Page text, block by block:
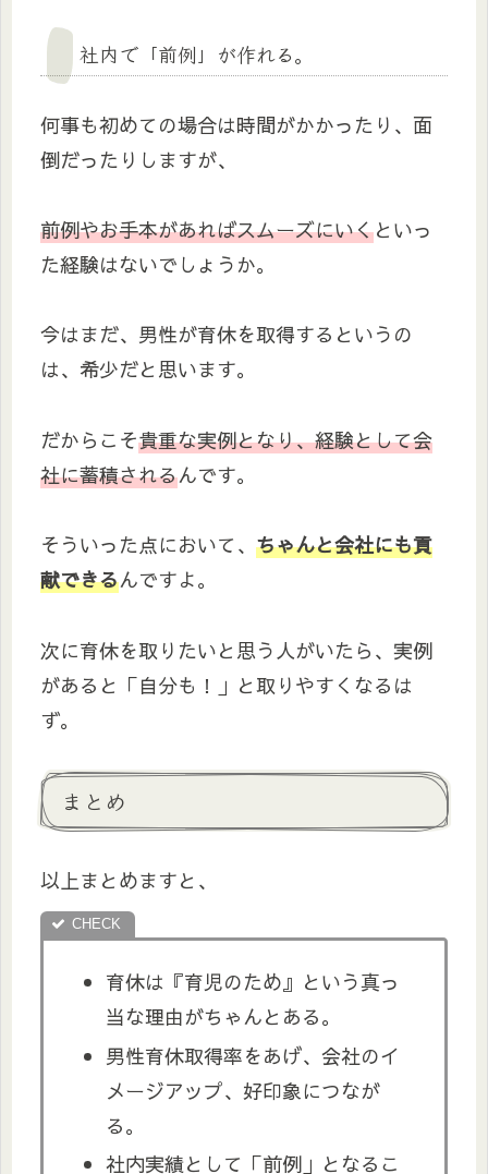
社内で「前例」が作れる。
何事も初めての場合は時間がかかったり、面
倒だったりしますが、
前例やお手本があればスムーズにいくといっ
た経験はないでしょうか。
今はまだ、男性が育休を取得するというの
は、希少だと思います。
だからこそ貴重な実例となり、経験として会
社に蓄積されるんです。
そういった点において、 ちゃんと会社にも貢
献できるんですよ。
次に育休を取りたいと思う人がいたら、実例
があると「自分も！」と取りやすくなるは
ず。
まとめ
以上まとめますと、
育休は『育児のため』という真っ
当な理由がちゃんとある。
男性育休取得率をあげ、会社のイ
メージアップ、好印象につなが
る。
社内実績として「前例」となるこ